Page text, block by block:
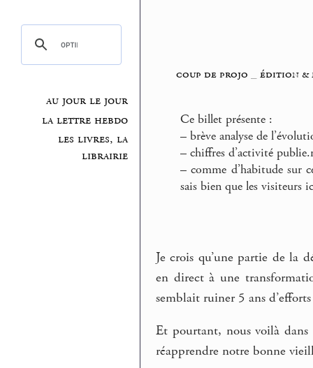
au jour le jour
la lettre hebdo
les livres, la
librairie
coup de projo édition &
Ce billet présente :
– brève analyse de
– chiffres d’activité
– comme d’habitude sur
sais bien que les visiteurs
Je crois qu’une partie de la
en direct à une
semblait ruiner 5 ans
Et pourtant, nous voilà
réapprendre notre bonne